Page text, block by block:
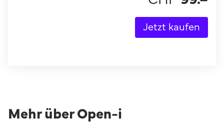
Jetzt kaufen
Mehr über Open-i